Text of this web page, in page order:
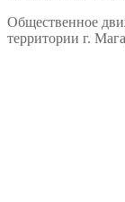
Общественное
территории г.